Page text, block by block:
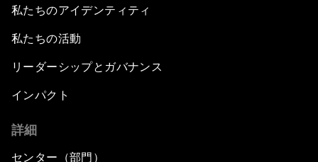
私たちのアイデンティティ
私たちの活動
リーダーシップとガバナンス
インパクト
詳細
センター（部門）